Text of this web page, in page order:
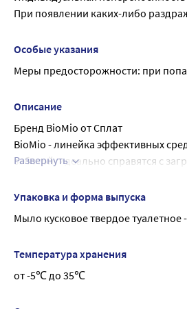
При появлении каких-либо
Особые указания
Меры предосторожности: при
Описание
Бренд BioMio от Сплат
BioMio - линейка эффективных
заботой, идеально справятся с
BIOMIO BIO-SOAP SUPERFOOD
Внешний вид: Цвет: сиреневый.
Это твердое масло с
Экстракт инжира увлажняет кожу.
Развернуть
Упаковка и форма выпуска
Мыло кусковое твердое туалетное -
Температура хранения
от -5℃ до 35℃